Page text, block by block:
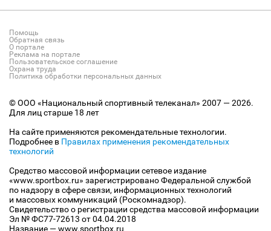
Помощь
Обратная связь
О портале
Реклама на портале
Пользовательское соглашение
Охрана труда
Политика обработки персональных данных
© ООО «Национальный спортивный телеканал» 2007 — 2026.
Для лиц старше 18 лет
На сайте применяются рекомендательные технологии.
Подробнее в Правилах применения рекомендательных
технологий
Средство массовой информации сетевое издание
«www.sportbox.ru» зарегистрировано Федеральной службой
по надзору в сфере связи, информационных технологий
и массовых коммуникаций (Роскомнадзор).
Свидетельство о регистрации средства массовой информации
Эл № ФС77-72613 от 04.04.2018
Название — www.sportbox.ru